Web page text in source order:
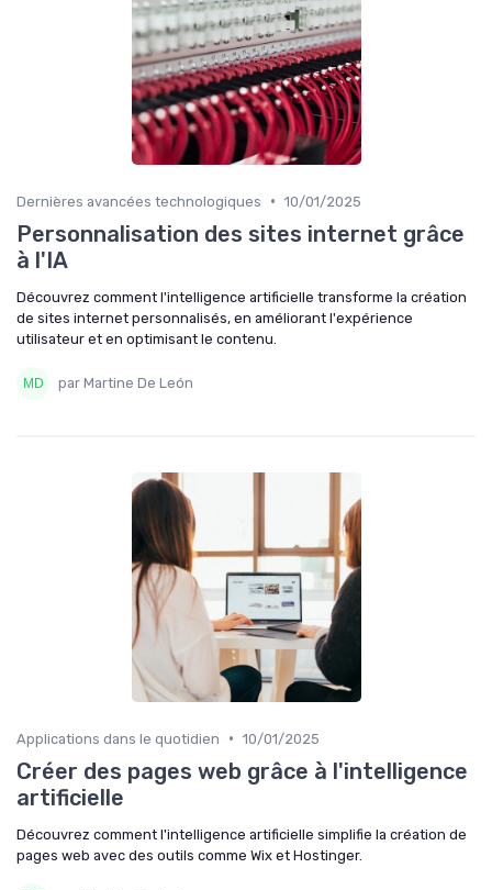
Dernières avancées technologiques • 10/01/2025
Personnalisation des sites internet grâce
à l'IA
Découvrez comment l'intelligence artificielle transforme la création
de sites internet personnalisés, en améliorant l'expérience
utilisateur et en optimisant le contenu.
par Martine De León
Applications dans le quotidien • 10/01/2025
Créer des pages web grâce à l'intelligence
artificielle
Découvrez comment l'intelligence artificielle simplifie la création de
pages web avec des outils comme Wix et Hostinger.